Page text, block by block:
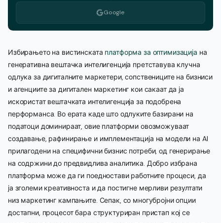
Google
Избирањето на вистинската платформа за оптимизација на
генеративна вештачка интелигенција претставува клучна
одлука за дигиталните маркетери, сопствениците на бизниси
и агенциите за дигитален маркетинг кои сакаат да ја
искористат вештачката интелигенција за подобрена
перформанса. Во ерата каде што одлуките базирани на
податоци доминираат, овие платформи овозможуваат
создавање, рафинирање и имплементација на модели на AI
прилагодени на специфични бизнис потреби, од генерирање
на содржини до предвидлива аналитика. Добро избрана
платформа може да ги поедностави работните процеси, да
ја зголеми креативноста и да постигне мерливи резултати
низ маркетинг кампањите. Сепак, со многубројни опции
достапни, процесот бара структуриран пристап кој се